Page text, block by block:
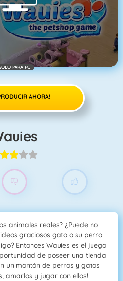
PARA PC
AHORA!
Wauies
animales reales? ¿Puede no
graciosos gato o su perro
Entonces Wauies es el juego
de poseer una tienda
un montón de perros y gatos
amarlos y jugar con ellos!